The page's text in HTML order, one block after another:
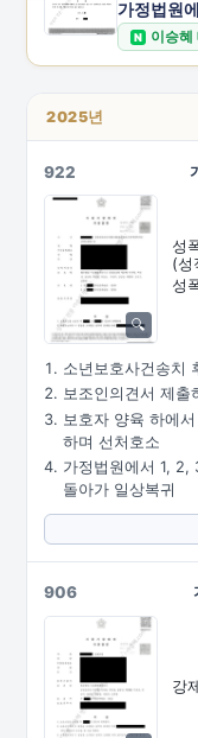
가정법원
N 이승혜
2025년
922
성
(성
성
소년보호사건송치
보조인의견서 제출
보호자 양육 하에
하며 선처호소
가정법원에서 1, 2,
돌아가 일상복귀
906
강